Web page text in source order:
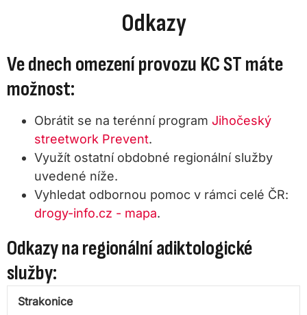
Odkazy
Ve dnech omezení provozu KC ST máte
možnost:
Obrátit se na terénní program Jihočeský
streetwork Prevent.
Využít ostatní obdobné regionální služby
uvedené níže.
Vyhledat odbornou pomoc v rámci celé ČR:
drogy-info.cz - mapa.
Odkazy na regionální adiktologické
služby:
Strakonice